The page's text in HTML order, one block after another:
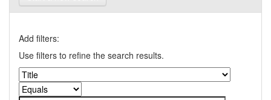
Add filters:
Use filters to refine the search results.